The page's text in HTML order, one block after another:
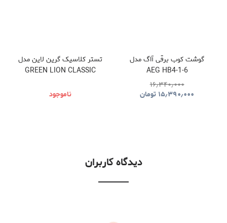
گوشت کوب برقی آاگ مدل
AEG HB4-1-6
۱۶٫۳۴۰٫۰۰۰
۱۵٫۳۹۰٫۰۰۰ تومان
تستر کلاسیک گرین لاین مدل
GREEN LION CLASSIC
ناموجود
دیدگاه کاربران